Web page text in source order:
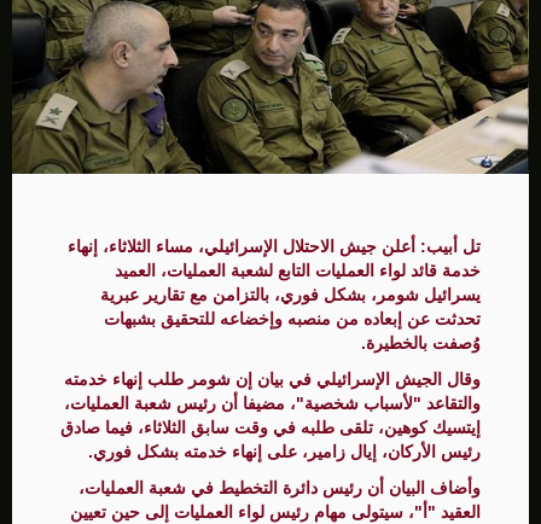
تل أبيب: أعلن جيش الاحتلال الإسرائيلي، مساء الثلاثاء، إنهاء
خدمة قائد لواء العمليات التابع لشعبة العمليات، العميد
يسرائيل شومر، بشكل فوري، بالتزامن مع تقارير عبرية
تحدثت عن إبعاده من منصبه وإخضاعه للتحقيق بشبهات
وُصفت بالخطيرة.
وقال الجيش الإسرائيلي في بيان إن شومر طلب إنهاء خدمته
والتقاعد "لأسباب شخصية"، مضيفا أن رئيس شعبة العمليات،
إيتسيك كوهين، تلقى طلبه في وقت سابق الثلاثاء، فيما صادق
رئيس الأركان، إيال زامير، على إنهاء خدمته بشكل فوري.
وأضاف البيان أن رئيس دائرة التخطيط في شعبة العمليات،
العقيد "أ"، سيتولى مهام رئيس لواء العمليات إلى حين تعيين